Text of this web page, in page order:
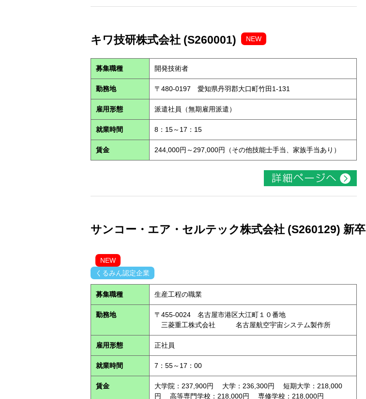
キワ技研株式会社 (S260001) NEW
募集職種 開発技術者
勤務地 〒480-0197 愛知県丹羽郡大口町竹田1-131
雇用形態 派遣社員（無期雇用派遣）
就業時間 8：15～17：15
賃金 244,000円～297,000円（その他技能士手当、家族手当あり）
サンコー・エア・セルテック株式会社 (S260129) 新卒
NEW
くるみん認定企業
募集職種 生産工程の職業
勤務地
〒455-0024 名古屋市港区大江町１０番地
三菱重工株式会社 名古屋航空宇宙システム製作所
雇用形態 正社員
就業時間 7：55～17：00
賃金
大学院：237,900円 大学：236,300円 短期大学：218,000
円 高等専門学校：218,000円 専修学校：218,000円